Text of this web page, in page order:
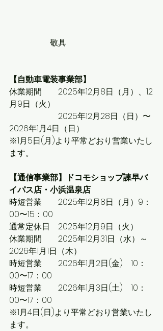
敬具
【自動車電装事業部】
休業期間　　2025年12月8日（月）、12
月9日（火）
2025年12月28日（日）〜
2026年1月4日（日）
※1月5日(月)より平常どおり営業いたし
ます。
【通信事業部】ドコモショップ諫早バ
イパス店・小浜温泉店
時短営業　　2025年12月8日（月）9：
00〜15：00
通常定休日　2025年12月9日（火）
休業期間　　2025年12月31日（水）～
2026年1月1日（木）
時短営業　　2026年1月2日(金) 10：
00〜17：00
時短営業　　2026年1月3日(土)　10：
00〜17：00
※1月4日(日)より平常どおり営業いたし
ます。